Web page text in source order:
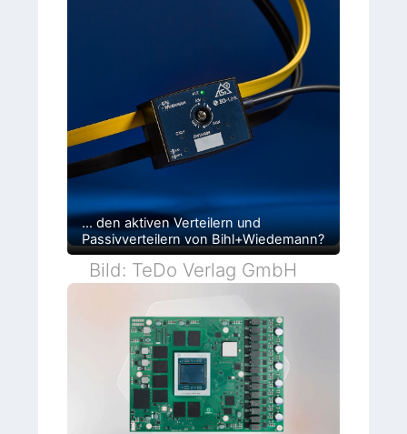
… den aktiven Verteilern und
Passivverteilern von Bihl+Wiedemann?
Bild: TeDo Verlag GmbH